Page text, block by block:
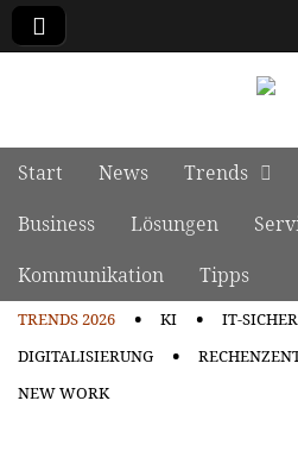
Main menu
Skip to content
Start News Trends
Business
Lösungen
Kommunikation
Tipps
TRENDS 2026 KI
IT-
DIGITALISIERUNG
NEW WORK